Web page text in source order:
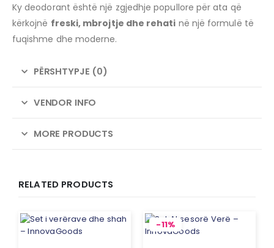
Ky deodorant është një zgjedhje popullore për ata që
kërkojnë freski, mbrojtje dhe rehati në një formulë të
fuqishme dhe moderne.
PËRSHTYPJE (0)
VENDOR INFO
MORE PRODUCTS
RELATED PRODUCTS
-11%